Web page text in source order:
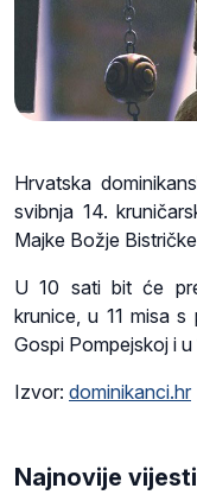
Hrvatska
svibnja 14.
Majke Božje
U 10 sati bit će
krunice, u 11 misa s
Gospi Pompejskoj i
Izvor: dominikanci.hr
Najnovije vijesti